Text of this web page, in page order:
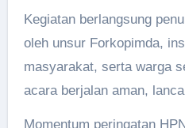
Kegiatan berlangsung
oleh unsur Forkopimda,
masyarakat, serta warga
acara berjalan aman,
Momentum peringatan